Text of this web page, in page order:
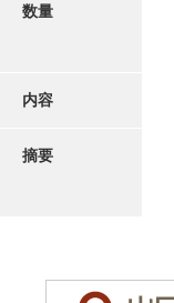
数量
内容
摘要